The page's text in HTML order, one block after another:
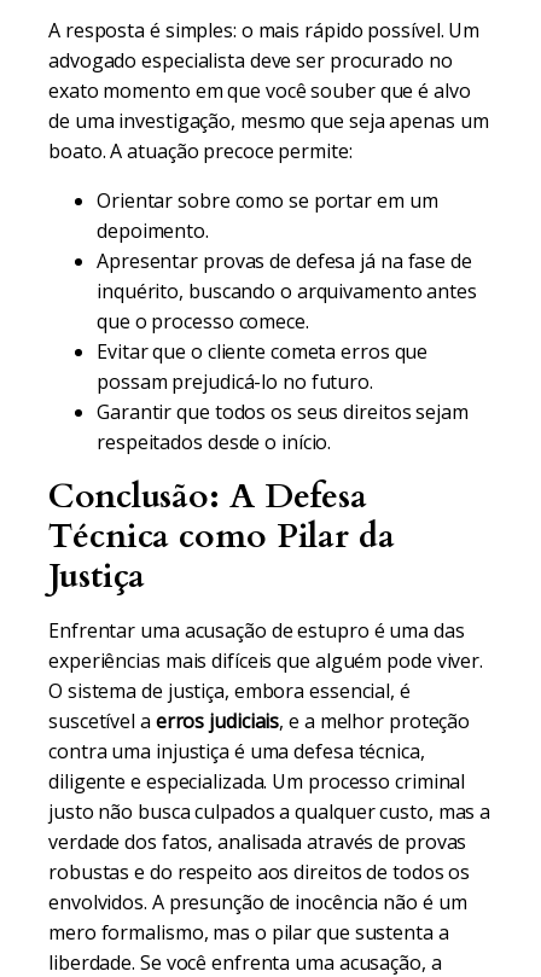
A resposta é simples: o mais rápido possível. Um
advogado especialista deve ser procurado no
exato momento em que você souber que é alvo
de uma investigação, mesmo que seja apenas um
boato. A atuação precoce permite:
Orientar sobre como se portar em um
depoimento.
Apresentar provas de defesa já na fase de
inquérito, buscando o arquivamento antes
que o processo comece.
Evitar que o cliente cometa erros que
possam prejudicá-lo no futuro.
Garantir que todos os seus direitos sejam
respeitados desde o início.
Conclusão: A Defesa
Técnica como Pilar da
Justiça
Enfrentar uma acusação de estupro é uma das
experiências mais difíceis que alguém pode viver.
O sistema de justiça, embora essencial, é
suscetível a erros judiciais, e a melhor proteção
contra uma injustiça é uma defesa técnica,
diligente e especializada. Um processo criminal
justo não busca culpados a qualquer custo, mas a
verdade dos fatos, analisada através de provas
robustas e do respeito aos direitos de todos os
envolvidos. A presunção de inocência não é um
mero formalismo, mas o pilar que sustenta a
liberdade. Se você enfrenta uma acusação, a